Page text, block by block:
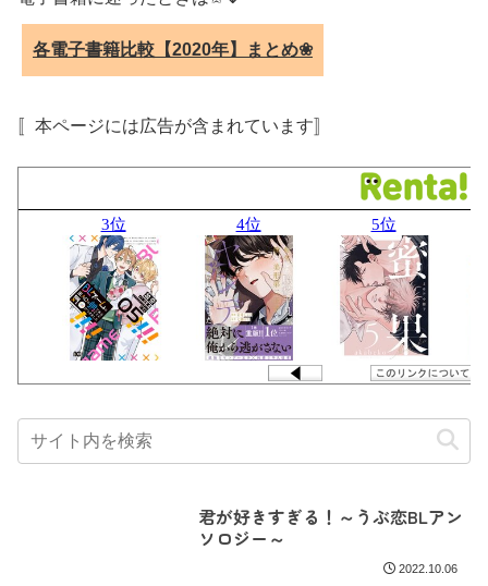
各電子書籍比較【2020年】まとめ❀
〚本ページには広告が含まれています〛
君が好きすぎる！～うぶ恋BLアン
ソロジー～
2022.10.06